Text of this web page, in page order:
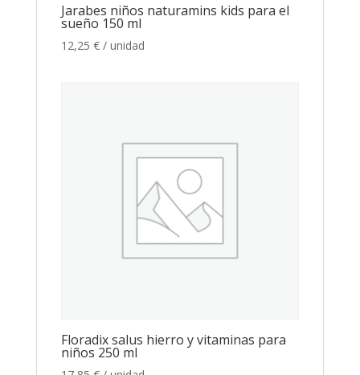
Jarabes niños naturamins kids para el
sueño 150 ml
12,25 € / unidad
Floradix salus hierro y vitaminas para
niños 250 ml